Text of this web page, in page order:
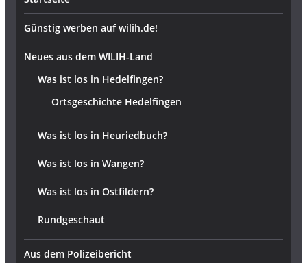
Günstig werben auf wilih.de!
Neues aus dem WILIH-Land
Was ist los in Hedelfingen?
Ortsgeschichte Hedelfingen
Was ist los in Heuriedbuch?
Was ist los in Wangen?
Was ist los in Ostfildern?
Rundgeschaut
Aus dem Polizeibericht